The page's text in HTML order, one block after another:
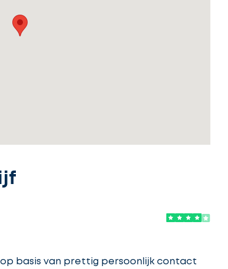
basis van prettig persoonlijk contact